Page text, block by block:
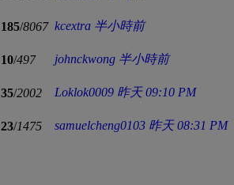
185/8067 kcextra 半小時前
10/497 johnckwong 半小時前
35/2002 Loklok0009 昨天 09:10 PM
23/1475 samuelcheng0103 昨天 08:31 PM